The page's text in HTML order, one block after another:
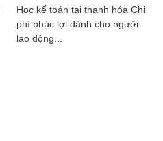
Học kế toán tại thanh hóa Chi
phí phúc lợi dành cho người
lao động...